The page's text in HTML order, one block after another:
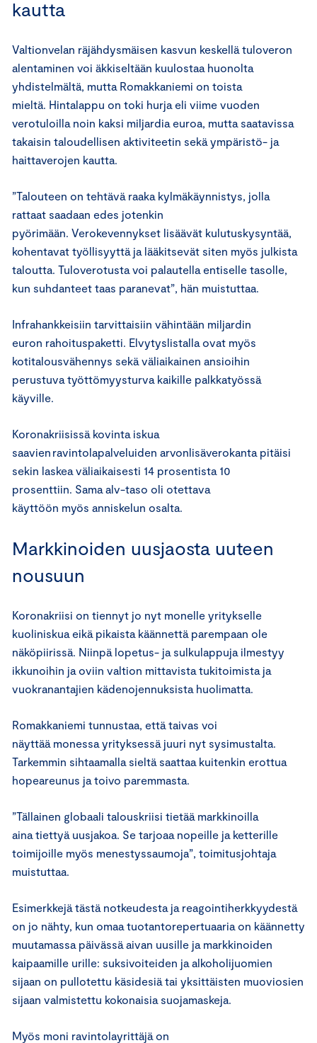
kautta
Valtionvelan räjähdysmäisen kasvun keskellä tuloveron
alentaminen voi äkkiseltään kuulostaa huonolta
yhdistelmältä, mutta Romakkaniemi on toista
mieltä. Hintalappu on toki hurja eli viime vuoden
verotuloilla noin kaksi miljardia euroa, mutta saatavissa
takaisin taloudellisen aktiviteetin sekä ympäristö- ja
haittaverojen kautta.
”Talouteen on tehtävä raaka kylmäkäynnistys, jolla
rattaat saadaan edes jotenkin
pyörimään. Verokevennykset lisäävät kulutuskysyntää,
kohentavat työllisyyttä ja lääkitsevät siten myös julkista
taloutta. Tuloverotusta voi palautella entiselle tasolle,
kun suhdanteet taas paranevat”, hän muistuttaa.
Infrahankkeisiin tarvittaisiin vähintään miljardin
euron rahoituspaketti. Elvytyslistalla ovat myös
kotitalousvähennys sekä väliaikainen ansioihin
perustuva työttömyysturva kaikille palkkatyössä
käyville.
Koronakriisissä kovinta iskua
saavien ravintolapalveluiden arvonlisäverokanta pitäisi
sekin laskea väliaikaisesti 14 prosentista 10
prosenttiin. Sama alv-taso oli otettava
käyttöön myös anniskelun osalta.
Markkinoiden uusjaosta uuteen
nousuun
Koronakriisi on tiennyt jo nyt monelle yritykselle
kuoliniskua eikä pikaista käännettä parempaan ole
näköpiirissä. Niinpä lopetus- ja sulkulappuja ilmestyy
ikkunoihin ja oviin valtion mittavista tukitoimista ja
vuokranantajien kädenojennuksista huolimatta.
Romakkaniemi tunnustaa, että taivas voi
näyttää monessa yrityksessä juuri nyt sysimustalta.
Tarkemmin sihtaamalla sieltä saattaa kuitenkin erottua
hopeareunus ja toivo paremmasta.
”Tällainen globaali talouskriisi tietää markkinoilla
aina tiettyä uusjakoa. Se tarjoaa nopeille ja ketterille
toimijoille myös menestyssaumoja”, toimitusjohtaja
muistuttaa.
Esimerkkejä tästä notkeudesta ja reagointiherkkyydestä
on jo nähty, kun omaa tuotantorepertuaaria on käännetty
muutamassa päivässä aivan uusille ja markkinoiden
kaipaamille urille: suksivoiteiden ja alkoholijuomien
sijaan on pullotettu käsidesiä tai yksittäisten muoviosien
sijaan valmistettu kokonaisia suojamaskeja.
Myös moni ravintolayrittäjä on